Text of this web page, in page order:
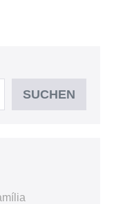
SUCHEN